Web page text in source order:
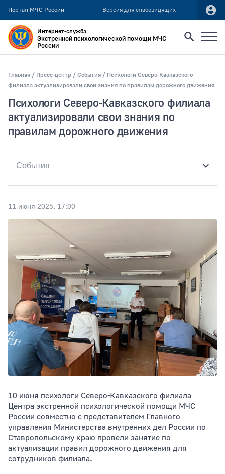
Портал МЧС России Версия для слабовидящих
Искать по:
всей фразе
отдельным словам
Публикация не ранее
Публикация не позднее
Тип раздела
Сортировать по
Интернет-служба
Экстренной психологической помощи МЧС
России
Главная Пресс-центр События
Психологи Северо-Кавказского
филиала актуализировали свои знания по правилам дорожного движения
11 июня 2025, 17:00
10 июня психологи Северо-Кавказского филиала
Центра экстренной психологической помощи МЧС
России совместно с представителем Главного
управления Министерства внутренних дел России по
Ставропольскому краю провели занятие по
актуализации правил дорожного движения для
сотрудников филиала.
Психологи Северо-Кавказского филиала
актуализировали свои знания по
правилам дорожного движения